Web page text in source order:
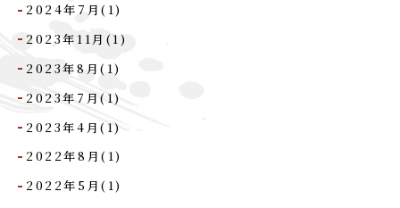
2024年7月(1)
2023年11月(1)
2023年8月(1)
2023年7月(1)
2023年4月(1)
2022年8月(1)
2022年5月(1)